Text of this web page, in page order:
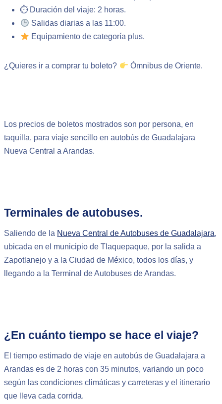
⏱ Duración del viaje: 2 horas.
Salidas diarias a las 11:00.
Equipamiento de categoría plus.
¿Quieres ir a comprar tu boleto? Ómnibus de Oriente.
Los precios de boletos mostrados son por persona, en
taquilla, para viaje sencillo en autobús de Guadalajara
Nueva Central a Arandas.
Terminales de autobuses.
Saliendo de la Nueva Central de Autobuses de Guadalajara,
ubicada en el municipio de Tlaquepaque, por la salida a
Zapotlanejo y a la Ciudad de México, todos los días, y
llegando a la Terminal de Autobuses de Arandas.
¿En cuánto tiempo se hace el viaje?
El tiempo estimado de viaje en autobús de Guadalajara a
Arandas es de 2 horas con 35 minutos, variando un poco
según las condiciones climáticas y carreteras y el itinerario
que lleva cada corrida.